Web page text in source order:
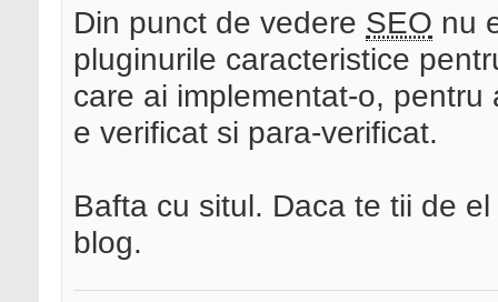
Din punct de vedere SEO nu
pluginurile caracteristice
care ai implementat-o,
e verificat si para-verificat.
Bafta cu situl. Daca te tii de
blog.